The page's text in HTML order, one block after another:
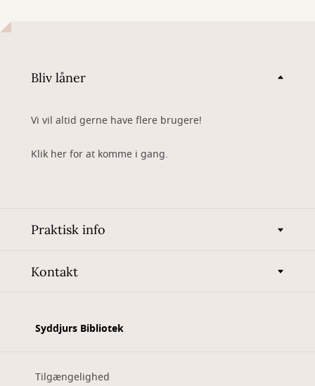
Bliv låner
Vi vil altid gerne have flere brugere!
Klik her for at komme i gang.
Praktisk info
Kontakt
Syddjurs Bibliotek
Tilgængelighed